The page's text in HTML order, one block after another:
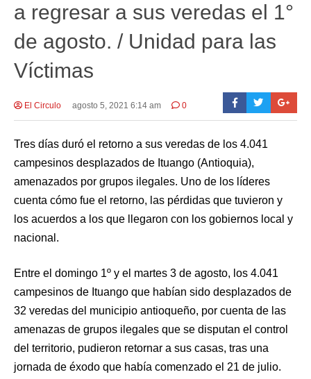
a regresar a sus veredas el 1°
de agosto. / Unidad para las
Víctimas
El Circulo agosto 5, 2021 6:14 am 0
Tres días duró el retorno a sus veredas de los 4.041
campesinos desplazados de Ituango (Antioquia),
amenazados por grupos ilegales. Uno de los líderes
cuenta cómo fue el retorno, las pérdidas que tuvieron y
los acuerdos a los que llegaron con los gobiernos local y
nacional.
Entre el domingo 1º y el martes 3 de agosto, los 4.041
campesinos de Ituango que habían sido desplazados de
32 veredas del municipio antioqueño, por cuenta de las
amenazas de grupos ilegales que se disputan el control
del territorio, pudieron retornar a sus casas, tras una
jornada de éxodo que había comenzado el 21 de julio.